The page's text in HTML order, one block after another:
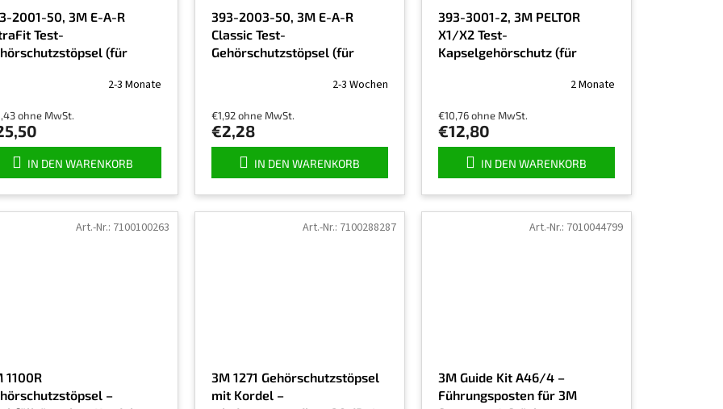
2001-50, 3M E-A-R
Test-
(für
2-3 Monate
ohne MwSt.
IN DEN WARENKORB
393-2003-50, 3M E-A-R
Classic Test-
Gehörschutzstöpsel (für
2-3 Wochen
€1,92 ohne MwSt.
€2,28
IN DEN WARENKORB
393-3001-2, 3M PELTOR
X1/X2 Test-
Kapselgehörschutz (für
2 Monate
€10,76 ohne MwSt.
€12,80
IN DEN WARENKORB
1100R
–
Art.-Nr.: 7100100263
3M 1271 Gehörschutzstöpsel
mit Kordel –
Art.-Nr.: 7100288287
3M Guide Kit A46/4 –
Führungsposten für 3M
Art.-Nr.: 7010044799